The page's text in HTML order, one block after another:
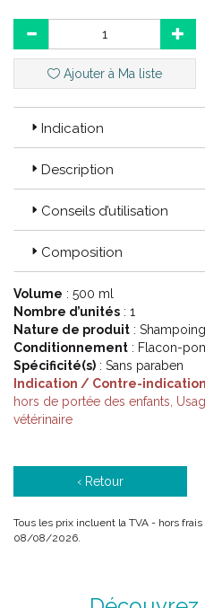
Gamme DOUXO® :
La gamme de soins topiques
dermatologie de Ceva, pour
Chaque formule DOUXO®
vicieux des dermatoses
Une gamme DOUXO® SEB
utilisée lors de tout type de
mixte.
Une gamme DOUXO® CARE
en entretien régulier de la
Code ACL : 6282164
Code EAN : 3411113006488
Ajouter à Ma liste
Indication
Description
Conseils d’utilisation
Composition
Volume : 500 ml
Nombre d’unités : 1
Nature de produit : Shampoing
Conditionnement : Flacon-
Spécificité(s) : Sans paraben
Indication / Contre-indication
hors de portée des enfants,
vétérinaire
‹ Retour
Tous les prix incluent la TVA - hors
08/08/2026.